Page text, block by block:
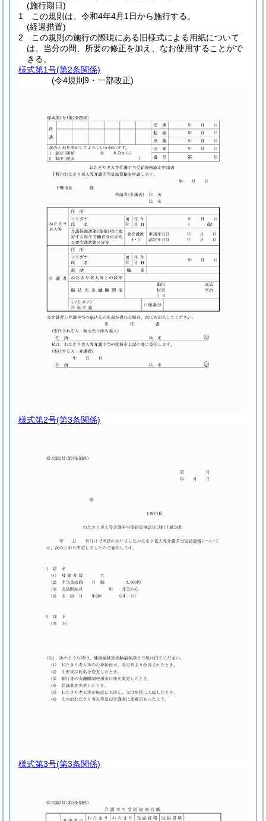
(施行期日)
1
この規則は、令和4年4月1日から施行する。
(経過措置)
2
この規則の施行の際現にある旧様式による用紙について
は、当分の間、所要の修正を加え、なお使用することがで
きる。
様式第1号(第2条関係)
(令4規則9・一部改正)
様式第2号(第3条関係)
様式第3号(第3条関係)